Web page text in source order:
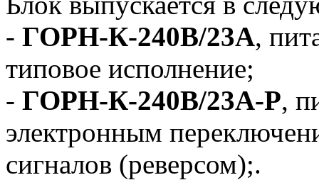
- ГОРН-К-240В/23А,
типовое исполнение;
- ГОРН-К-240В/23А-Р,
электронным
сигналов (реверсом);.